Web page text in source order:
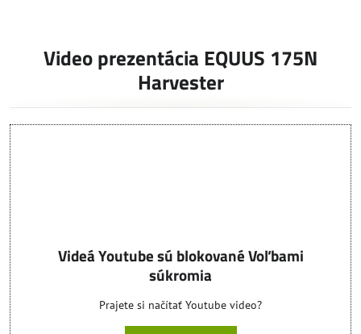
Video prezentácia EQUUS 175N
Harvester
Videá Youtube sú blokované Voľbami
súkromia
Prajete si načítať Youtube video?